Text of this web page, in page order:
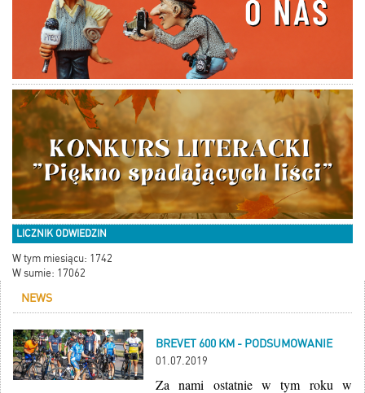
LICZNIK ODWIEDZIN
W tym miesiącu: 1742
W sumie: 17062
NEWS
BREVET 600 KM - PODSUMOWANIE
01.07.2019
Za nami ostatnie w tym roku w